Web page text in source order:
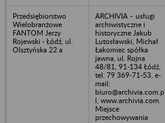
Przedsiębiorstwo
Wielobranżowe
FANTOM Jerzy
Rojewski - Łódź, ul.
Olsztyńska 22 a
ARCHIVIA – usługi
archiwistyczne i
historyczne Jakub
Lutosławski, Michał
Łakomiec spółka
jawna, ul. Rojna
48/81, 91-134 Łódź,
tel. 79 369-71-53, e-
mail:
biuro@archivia.com.p
l, www.archivia.com.
Miejsce
przechowywania